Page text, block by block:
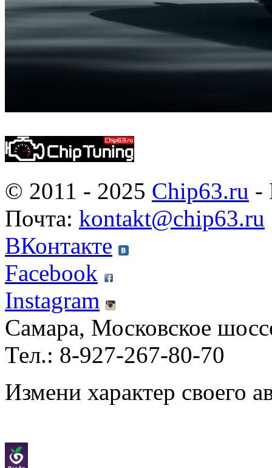
© 2011 - 2025 Chip63.ru -
Почта: kontakt@chip63.ru
ВКонтакте
Facebook
Instagram
Самара, Московское
Тел.: 8-927-267-80-70
Измени характер своего